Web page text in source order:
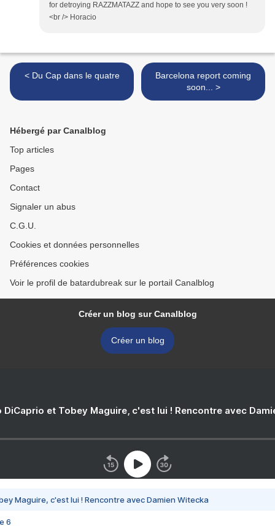
for detroying RAZZMATAZZ and hope to see you very soon !
<br /> Horacio
< Du Cap dans le quatre
Barcelona report coming
soon... >
Hébergé par Canalblog
Top articles
Pages
Contact
Signaler un abus
C.G.U.
Cookies et données personnelles
Préférences cookies
Voir le profil de batardubreak sur le portail Canalblog
Créer un blog sur Canalblog
Créer un blog
DiCaprio et Tobey Maguire, c'est lui ! Rencontre avec
Maguire, c'est lui ! Rencontre avec Damien Witecka
6